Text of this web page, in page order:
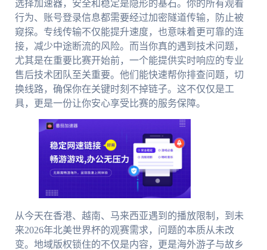
选择加速器，安全和稳定是隐形的基石。你的所有观看
行为、账号登录信息都需要经过加密隧道传输，防止被
窥探。专线传输不仅能提升速度，也意味着更可靠的连
接，减少中途断流的风险。而当你真的遇到技术问题，
尤其是在重要比赛开始前，一个能提供实时响应的专业
售后技术团队至关重要。他们能快速帮你排查问题，切
换线路，确保你在关键时刻不掉链子。这不仅仅是工
具，更是一份让你安心享受比赛的服务保障。
从今天在香港、越南、马来西亚遇到的播放限制，到未
来2026年北美世界杯的观赛需求，问题的本质从未改
变。地域版权锁住的不仅是内容，更是海外游子与故乡